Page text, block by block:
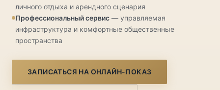
личного отдыха и арендного сценария
Профессиональный сервис — управляемая
инфраструктура и комфортные общественные
пространства
ЗАПИСАТЬСЯ НА ОНЛАЙН-ПОКАЗ